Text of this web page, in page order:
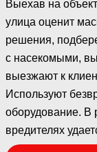
Выехав на
улица оценит
решения,
с насекомыми,
выезжают к
Используют
оборудование. В
вредителях